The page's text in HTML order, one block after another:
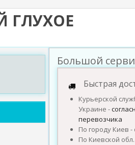
ГЛУХОЕ
Большой
Быстрая
Курьерской
Украине -
перевозчика
По городу Киев -
По Киевской